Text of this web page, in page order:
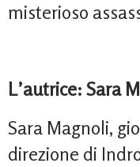
misterioso
L’autrice: Sara
Sara Magnoli,
direzione di